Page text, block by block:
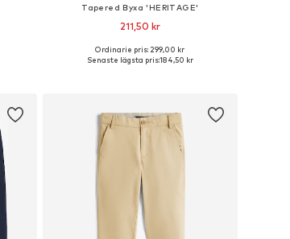
Tapered Byxa 'HERITAGE'
211,50 kr
Tillgänglig i många storlekar
Ordinarie pris: 299,00 kr
Senaste lägsta pris:184,50 kr